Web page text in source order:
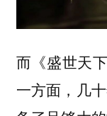
而《盛世天
一方面，几